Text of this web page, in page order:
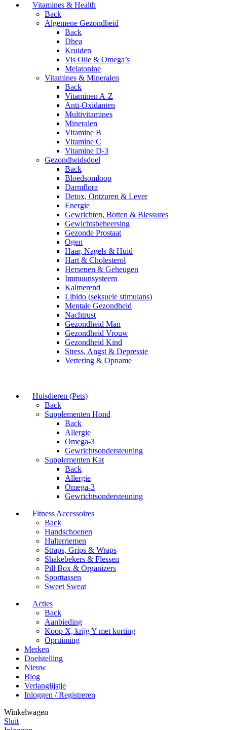
Vitamines & Health
Back
Algemene Gezondheid
Back
Dhea
Kruiden
Vis Olie & Omega’s
Melatonine
Vitamines & Mineralen
Back
Vitaminen A-Z
Anti-Oxidanten
Multivitamines
Mineralen
Vitamine B
Vitamine C
Vitamine D-3
Gezondheidsdoel
Back
Bloedsomloop
Darmflora
Detox, Ontzuren & Lever
Energie
Gewrichten, Botten & Blessures
Gewichtsbeheersing
Gezonde Prostaat
Ogen
Haar, Nagels & Huid
Hart & Cholesterol
Hersenen & Geheugen
Immuunsysteem
Kalmerend
Libido (seksuele stimulans)
Mentale Gezondheid
Nachtrust
Gezondheid Man
Gezondheid Vrouw
Gezondheid Kind
Stress, Angst & Depressie
Vertering & Opname
Huisdieren (Pets)
Back
Supplementen Hond
Back
Allergie
Omega-3
Gewrichtsondersteuning
Supplementen Kat
Back
Allergie
Omega-3
Gewrichtsondersteuning
Fitness Accessoires
Back
Handschoenen
Halterriemen
Straps, Grips & Wraps
Shakebekers & Flessen
Pill Box & Organizers
Sporttassen
Sweet Sweat
Acties
Back
Aanbieding
Koop X, krijg Y met korting
Opruiming
Merken
Doelstelling
Nieuw
Blog
Verlanglijstje
Inloggen / Registreren
Winkelwagen
Sluit